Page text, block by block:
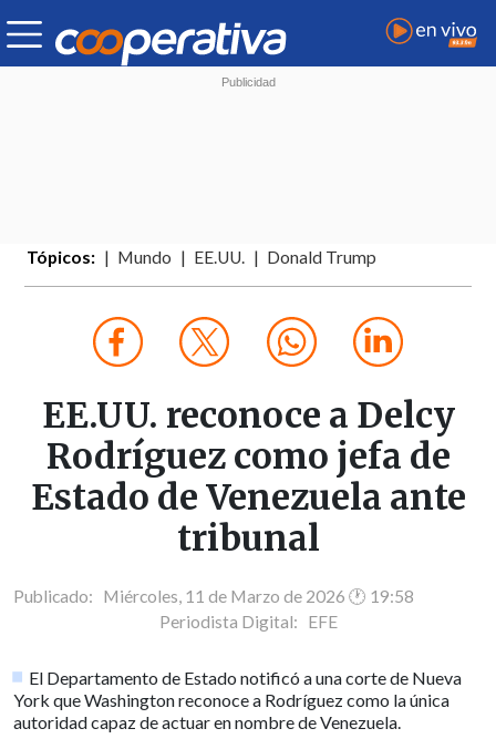
Tópicos: Mundo EE.UU. Donald Trump
EE.UU. reconoce a Delcy
Rodríguez como jefa de
Estado de Venezuela ante
tribunal
Publicado: Miércoles, 11 de Marzo de 2026 🕐 19:58
Periodista Digital: EFE
El Departamento de Estado notificó a una corte de Nueva
York que Washington reconoce a Rodríguez como la única
autoridad capaz de actuar en nombre de Venezuela.